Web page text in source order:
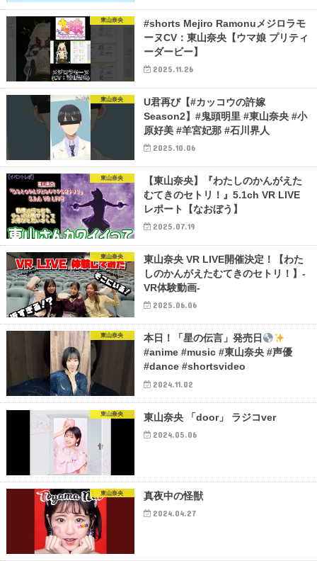
東山奈央
#shorts Mejiro Ramonuメジロラモ
ーヌCV：東山奈央【ウマ娘 プリティ
ーダービー】
2025.11.26
東山奈央
U君再び【#カッコウの許嫁
Season2】#鬼頭明里 #東山奈央 #小
原好美 #羊宮妃那 #石川界人
2025.10.06
東山奈央
【東山奈央】『わたしのかんがえた
むてきのセトリ！』5.1ch VR LIVE
レポート【なおぼう】
2025.07.19
東山奈央
東山奈央 VR LIVE開催決定！【わた
しのかんがえたむてきのセトリ！】-
VR体験動画-
2025.06.06
東山奈央
本日！「星の伝言」発売日
#anime #music #東山奈央 #声優
#dance #shortsvideo
2024.11.02
東山奈央 東山奈央 「door」 ラジコver
2024.05.06
東山奈央 真夜中の怪獣
2024.04.27